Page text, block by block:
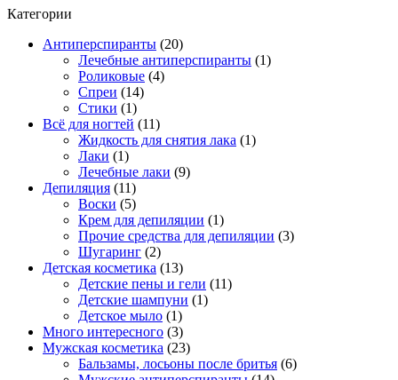
Категории
Антиперспиранты (20)
Лечебные антиперспиранты (1)
Роликовые (4)
Спреи (14)
Стики (1)
Всё для ногтей (11)
Жидкость для снятия лака (1)
Лаки (1)
Лечебные лаки (9)
Депиляция (11)
Воски (5)
Крем для депиляции (1)
Прочие средства для депиляции (3)
Шугаринг (2)
Детская косметика (13)
Детские пены и гели (11)
Детские шампуни (1)
Детское мыло (1)
Много интересного (3)
Мужская косметика (23)
Бальзамы, лосьоны после бритья (6)